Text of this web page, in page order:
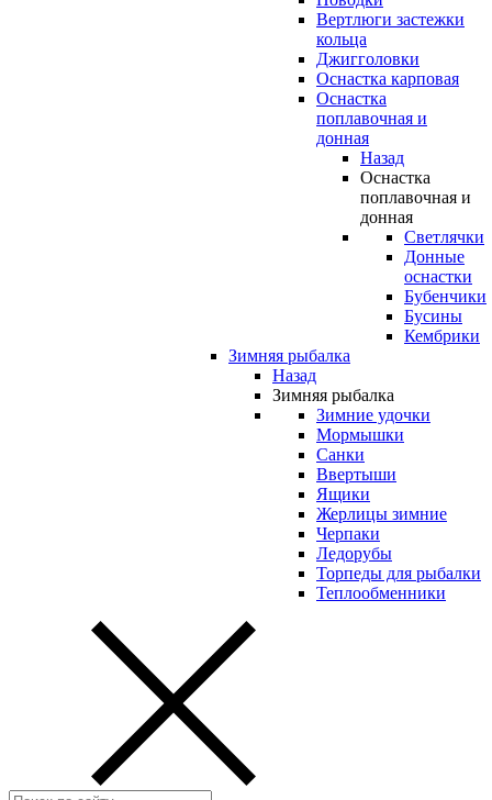
Вертлюги застежки
кольца
Джигголовки
Оснастка карповая
Оснастка
поплавочная и
донная
Назад
Оснастка
поплавочная и
донная
Светлячки
Донные
оснастки
Бубенчики
Бусины
Кембрики
Зимняя рыбалка
Назад
Зимняя рыбалка
Зимние удочки
Мормышки
Санки
Ввертыши
Ящики
Жерлицы зимние
Черпаки
Ледорубы
Торпеды для рыбалки
Теплообменники